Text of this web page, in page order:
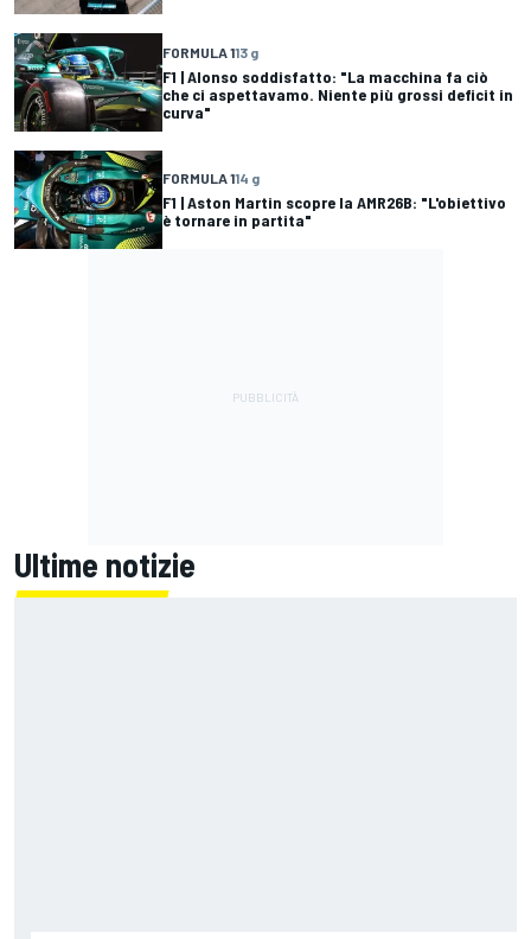
FORMULA 113 g
F1 | Alonso soddisfatto: "La macchina fa ciò
che ci aspettavamo. Niente più grossi deficit in
curva"
FORMULA 114 g
F1 | Aston Martin scopre la AMR26B: "L'obiettivo
è tornare in partita"
Ultime notizie